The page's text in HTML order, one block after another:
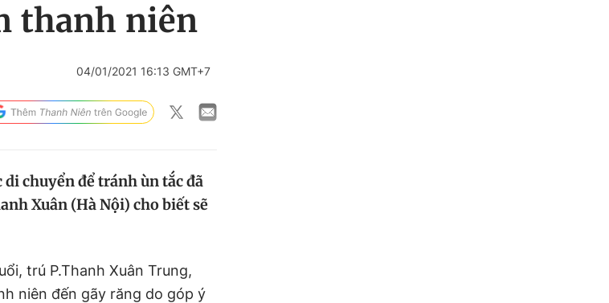
thanh niên
04/01/2021 16:13 GMT+7
chuyển để tránh ùn tắc đã
Xuân (Hà Nội) cho biết sẽ
trú P.Thanh Xuân Trung,
niên đến gãy răng do góp ý